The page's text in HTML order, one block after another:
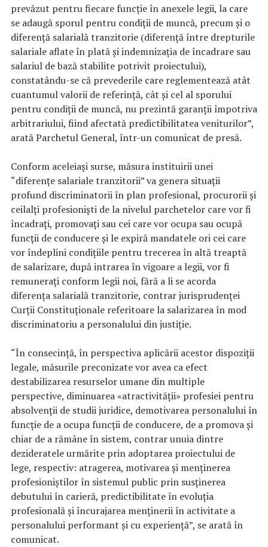
prevăzut pentru fiecare funcţie în anexele legii, la care
se adaugă sporul pentru condiţii de muncă, precum şi o
diferenţă salarială tranzitorie (diferenţă între drepturile
salariale aflate în plată şi indemnizaţia de încadrare sau
salariul de bază stabilite potrivit proiectului),
constatându-se că prevederile care reglementează atât
cuantumul valorii de referinţă, cât şi cel al sporului
pentru condiţii de muncă, nu prezintă garanţii împotriva
arbitrariului, fiind afectată predictibilitatea veniturilor”,
arată Parchetul General, într-un comunicat de presă.
Conform aceleiaşi surse, măsura instituirii unei
“diferenţe salariale tranzitorii” va genera situaţii
profund discriminatorii în plan profesional, procurorii şi
ceilalţi profesionişti de la nivelul parchetelor care vor fi
încadraţi, promovaţi sau cei care vor ocupa sau ocupă
funcţii de conducere şi le expiră mandatele ori cei care
vor îndeplini condiţiile pentru trecerea în altă treaptă
de salarizare, după intrarea în vigoare a legii, vor fi
remuneraţi conform legii noi, fără a li se acorda
diferenţa salarială tranzitorie, contrar jurisprudenţei
Curţii Constituţionale referitoare la salarizarea în mod
discriminatoriu a personalului din justiţie.
“În consecinţă, în perspectiva aplicării acestor dispoziţii
legale, măsurile preconizate vor avea ca efect
destabilizarea resurselor umane din multiple
perspective, diminuarea «atractivităţii» profesiei pentru
absolvenţii de studii juridice, demotivarea personalului în
funcţie de a ocupa funcţii de conducere, de a promova şi
chiar de a rămâne în sistem, contrar unuia dintre
dezideratele urmărite prin adoptarea proiectului de
lege, respectiv: atragerea, motivarea şi menţinerea
profesioniştilor în sistemul public prin susţinerea
debutului în carieră, predictibilitate în evoluţia
profesională şi încurajarea menţinerii în activitate a
personalului performant şi cu experienţă”, se arată în
comunicat.